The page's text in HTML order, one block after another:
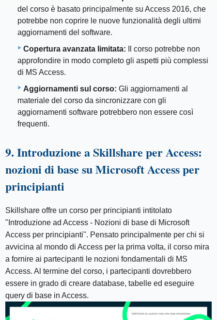
del corso è basato principalmente su Access 2016, che
potrebbe non coprire le nuove funzionalità degli ultimi
aggiornamenti del software.
Copertura avanzata limitata: Il corso potrebbe non
approfondire in modo completo gli aspetti più complessi
di MS Access.
Aggiornamenti sul corso: Gli aggiornamenti al
materiale del corso da sincronizzare con gli
aggiornamenti software potrebbero non essere così
frequenti.
9. Introduzione a Skillshare per Access:
nozioni di base su Microsoft Access per
principianti
Skillshare offre un corso per principianti intitolato
"Introduzione ad Access - Nozioni di base di Microsoft
Access per principianti". Pensato principalmente per chi si
avvicina al mondo di Access per la prima volta, il corso mira
a fornire ai partecipanti le nozioni fondamentali di MS
Access. Al termine del corso, i partecipanti dovrebbero
essere in grado di creare database, tabelle ed eseguire
query di base in Access.